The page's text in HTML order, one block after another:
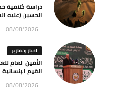
دراسة كلامية
الحسين (عليه
08/08/2026
اخبار وتقارير
الأمين العام
القيم
08/08/2026